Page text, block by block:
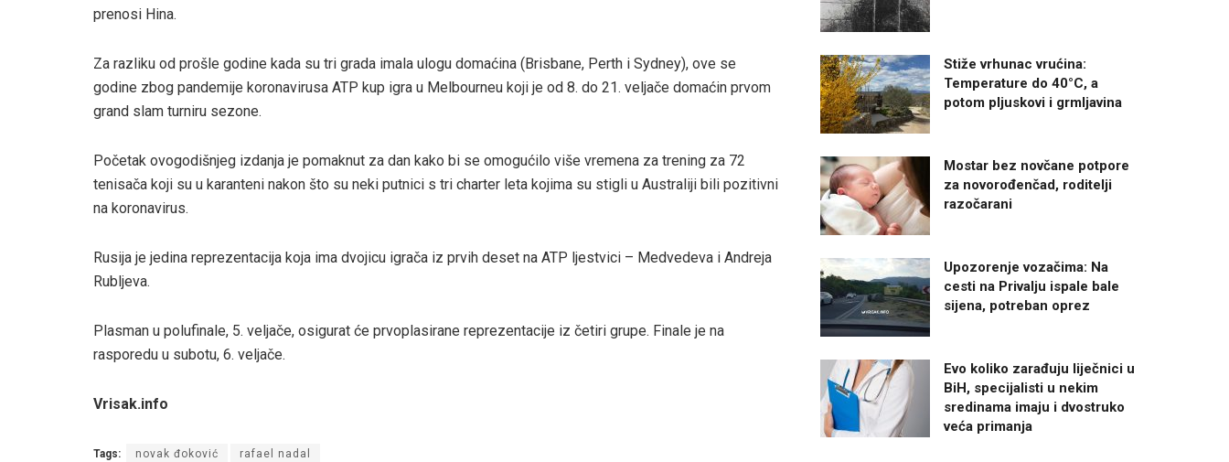
prenosi Hina.
Za razliku od prošle godine kada su tri grada imala ulogu domaćina (Brisbane, Perth i Sydney), ove se
godine zbog pandemije koronavirusa ATP kup igra u Melbourneu koji je od 8. do 21. veljače domaćin prvom
grand slam turniru sezone.
Početak ovogodišnjeg izdanja je pomaknut za dan kako bi se omogućilo više vremena za trening za 72
tenisača koji su u karanteni nakon što su neki putnici s tri charter leta kojima su stigli u Australiji bili pozitivni
na koronavirus.
Rusija je jedina reprezentacija koja ima dvojicu igrača iz prvih deset na ATP ljestvici – Medvedeva i Andreja
Rubljeva.
Plasman u polufinale, 5. veljače, osigurat će prvoplasirane reprezentacije iz četiri grupe. Finale je na
rasporedu u subotu, 6. veljače.
Vrisak.info
Tags: novak đoković rafael nadal
Stiže vrhunac vrućina:
Temperature do 40°C, a
potom pljuskovi i grmljavina
Mostar bez novčane potpore
za novorođenčad, roditelji
razočarani
Upozorenje vozačima: Na
cesti na Privalju ispale bale
sijena, potreban oprez
Evo koliko zarađuju liječnici u
BiH, specijalisti u nekim
sredinama imaju i dvostruko
veća primanja